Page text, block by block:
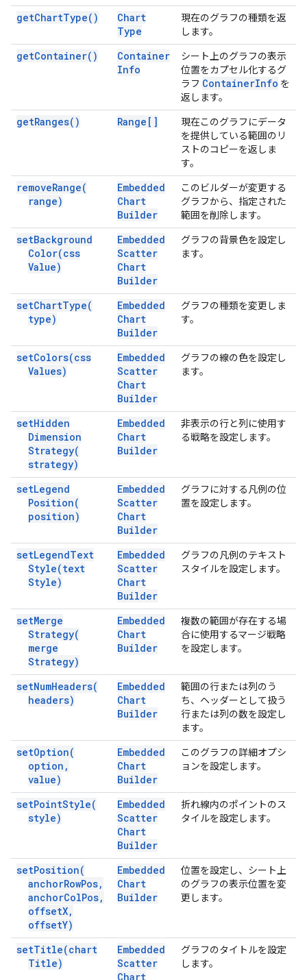
getChartType( )
Chart
Type
現在のグラフの種類を返
します。
getContainer( )
Container
Info
シート上のグラフの表示
位置をカプセル化するグ
ラフ ContainerInfo を
返します。
getRanges( ) Range[]
現在このグラフにデータ
を提供している範囲のリ
ストのコピーを返しま
す。
removeRange(
range)
Embedded
Chart
Builder
このビルダーが変更する
グラフから、指定された
範囲を削除します。
setBackground
Color(css
Value)
Embedded
Scatter
Chart
Builder
グラフの背景色を設定し
ます。
setChartType(
type)
Embedded
Chart
Builder
グラフの種類を変更しま
す。
setColors(css
Values)
Embedded
Scatter
Chart
Builder
グラフの線の色を設定し
ます。
setHidden
Dimension
Strategy(
strategy)
Embedded
Chart
Builder
非表示の行と列に使用す
る戦略を設定します。
setLegend
Position(
position)
Embedded
Scatter
Chart
Builder
グラフに対する凡例の位
置を設定します。
setLegendText
Style(text
Style)
Embedded
Scatter
Chart
Builder
グラフの凡例のテキスト
スタイルを設定します。
setMerge
Strategy(
merge
Strategy)
Embedded
Chart
Builder
複数の範囲が存在する場
合に使用するマージ戦略
を設定します。
setNumHeaders(
headers)
Embedded
Chart
Builder
範囲の行または列のう
ち、ヘッダーとして扱う
行または列の数を設定し
ます。
setOption(
option ,
value)
Embedded
Chart
Builder
このグラフの詳細オプシ
ョンを設定します。
setPointStyle(
style)
Embedded
Scatter
Chart
Builder
折れ線内のポイントのス
タイルを設定します。
setPosition(
anchorRowPos,
anchorColPos,
offsetX,
offsetY)
Embedded
Chart
Builder
位置を設定し、シート上
のグラフの表示位置を変
更します。
setTitle(chart
Title)
Embedded
Scatter
Chart
グラフのタイトルを設定
します。